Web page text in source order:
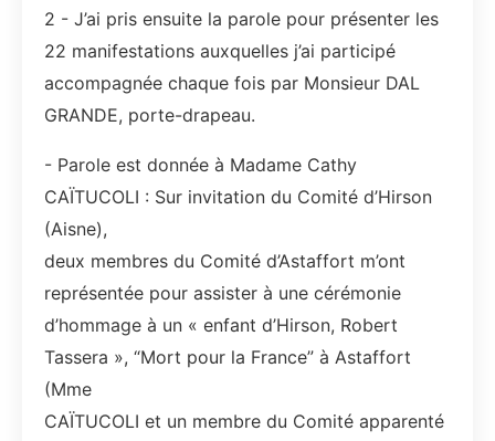
2 - J’ai pris ensuite la parole pour présenter les
22 manifestations auxquelles j’ai participé
accompagnée chaque fois par Monsieur DAL
GRANDE, porte-drapeau.
- Parole est donnée à Madame Cathy
CAÏTUCOLI : Sur invitation du Comité d’Hirson
(Aisne),
deux membres du Comité d’Astaffort m’ont
représentée pour assister à une cérémonie
d’hommage à un « enfant d’Hirson, Robert
Tassera », “Mort pour la France” à Astaffort
(Mme
CAÏTUCOLI et un membre du Comité apparenté